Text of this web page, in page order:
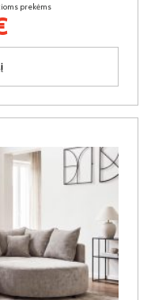
prekėms